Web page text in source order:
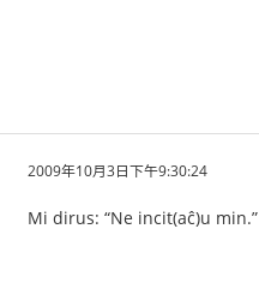
2009年10月3日下午9:30:24
Mi dirus: “Ne incit(aĉ)u min.”